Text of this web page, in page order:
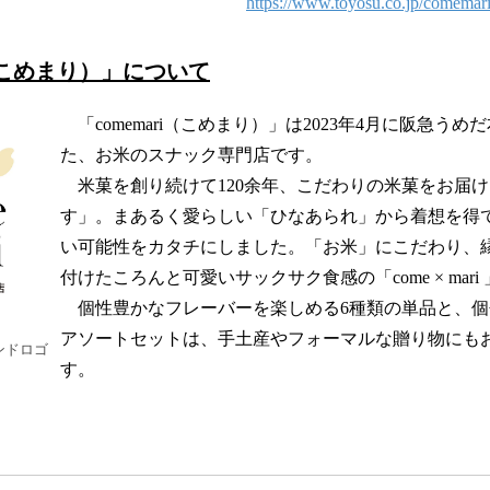
めまり）」について
ドロゴ
「comemari（こめまり）」は2023年4月に阪急うめ
た、お米のスナック専門店です。
米菓を創り続けて120余年、こだわりの米菓をお届
す」。まあるく愛らしい「ひなあられ」から着想を得
い可能性をカタチにしました。「お米」にこだわり、
付けたころんと可愛いサックサク食感の「come × mari
個性豊かなフレーバーを楽しめる6種類の単品と、
アソートセットは、手土産やフォーマルな贈り物にも
す。